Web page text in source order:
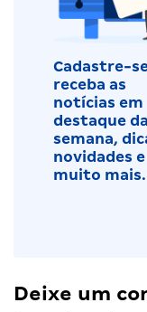
Cadastre-
receba as
notícias em
destaque da
semana,
novidades e
muito mais.
Deixe um